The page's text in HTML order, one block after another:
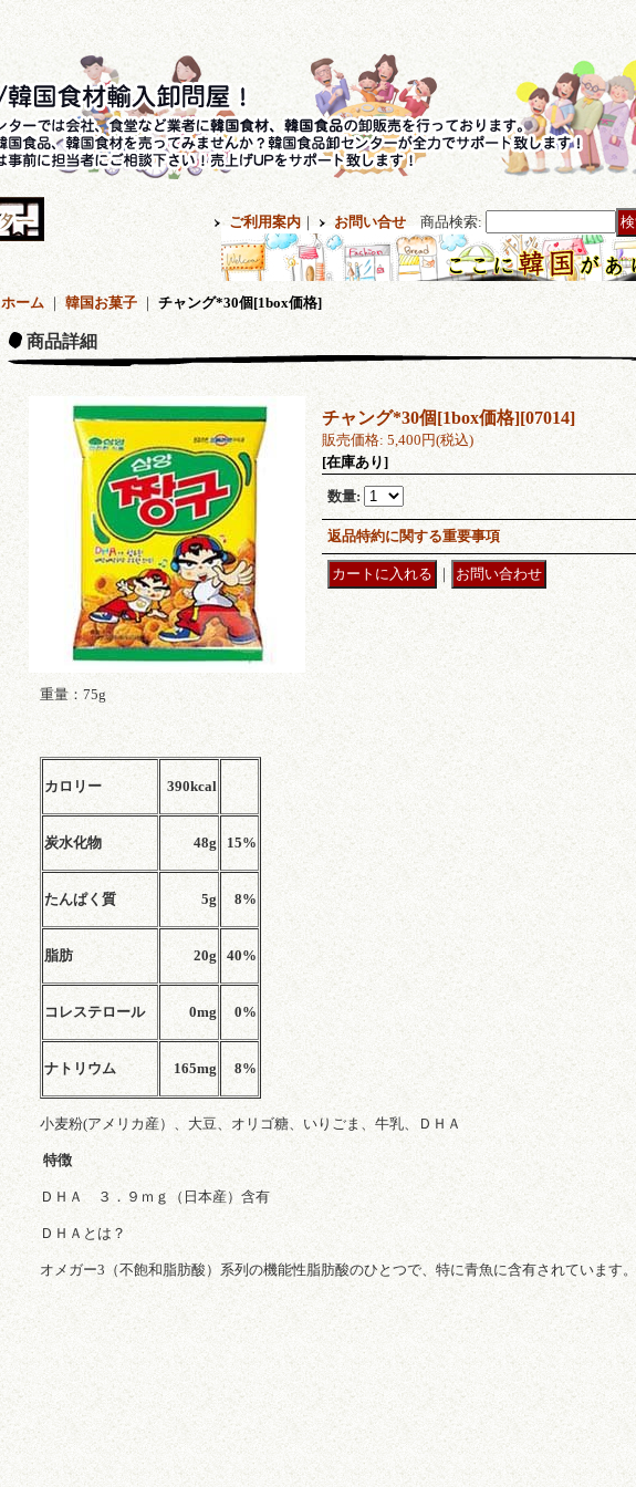
ご利用案内 ｜ お問い合せ 商品検索:
ホーム ｜ 韓国お菓子 ｜ チャング*30個[1box価格]
商品詳細
チャング*30個[1box価格][07014]
販売価格: 5,400円(税込)
[在庫あり]
数量:
返品特約に関する重要事項
｜
重量：75g
カロリー 390kcal
炭水化物 48g 15%
たんぱく質 5g 8%
脂肪 20g 40%
コレステロール 0mg 0%
ナトリウム 165mg 8%
小麦粉(アメリカ産）、大豆、オリゴ糖、いりごま、牛乳、ＤＨＡ
特徴
ＤＨＡ ３．９ｍｇ（日本産）含有
ＤＨＡとは？
オメガー3（不飽和脂肪酸）系列の機能性脂肪酸のひとつで、特に青魚に含有されています。